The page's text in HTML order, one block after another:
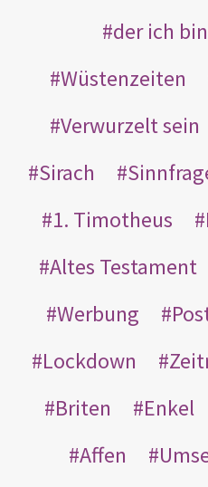
der ich bin
Wüstenzeiten
Verwurzelt sein
Sirach
1. Timotheus
Altes Testament
Werbung
Lockdown
Briten
Enkel
Affen